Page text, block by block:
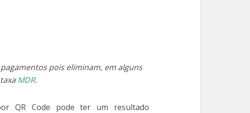
pois eliminam, em alguns
MDR.
QR Code pode ter um resultado